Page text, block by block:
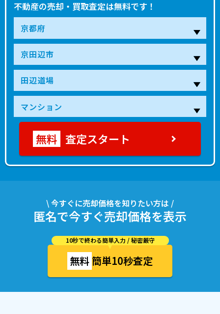
不動産の売却・買取査定は無料です！
査定スタート
\ 今すぐに売却価格を知りたい方は /
匿名で今すぐ売却価格を表示
10秒で終わる簡単入力 / 秘密厳守
無料簡単10秒査定